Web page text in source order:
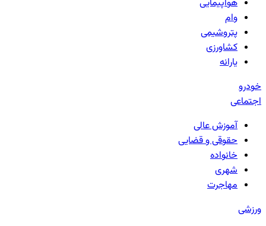
هواپیمایی
وام
پتروشیمی
کشاورزی
یارانه
خودرو
اجتماعی
آموزش عالی
حقوقی و قضایی
خانواده
شهری
مهاجرت
ورزشی